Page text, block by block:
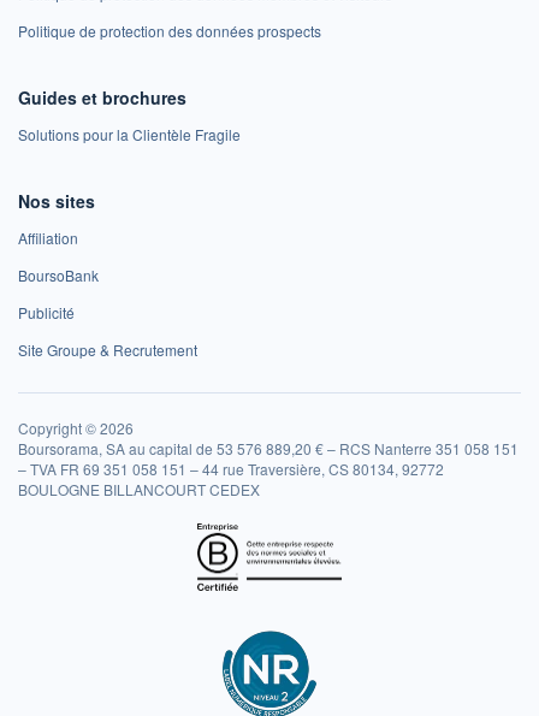
Politique de protection des données prospects
Guides et brochures
Solutions pour la Clientèle Fragile
Nos sites
Affiliation
BoursoBank
Publicité
Site Groupe & Recrutement
Copyright © 2026
Boursorama, SA au capital de 53 576 889,20 € – RCS Nanterre 351 058 151
– TVA FR 69 351 058 151 – 44 rue Traversière, CS 80134, 92772
BOULOGNE BILLANCOURT CEDEX